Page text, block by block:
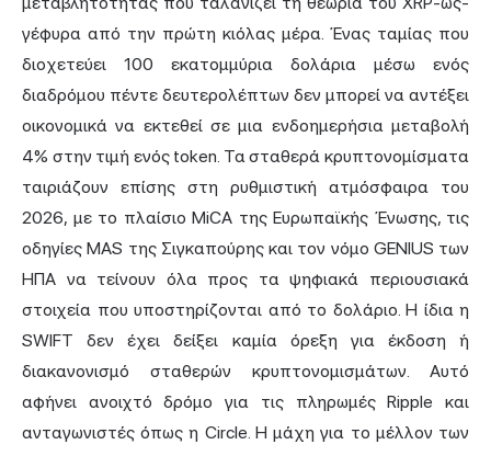
γέφυρα από την πρώτη κιόλας μέρα. Ένας ταμίας που
διοχετεύει 100 εκατομμύρια δολάρια μέσω ενός
διαδρόμου πέντε δευτερολέπτων δεν μπορεί να αντέξει
οικονομικά να εκτεθεί σε μια ενδοημερήσια μεταβολή
4% στην τιμή ενός token. Τα σταθερά κρυπτονομίσματα
ταιριάζουν επίσης στη ρυθμιστική ατμόσφαιρα του
2026, με το πλαίσιο MiCA της Ευρωπαϊκής Ένωσης, τις
οδηγίες MAS της Σιγκαπούρης και τον νόμο GENIUS των
ΗΠΑ να τείνουν όλα προς τα ψηφιακά περιουσιακά
στοιχεία που υποστηρίζονται από το δολάριο. Η ίδια η
SWIFT δεν έχει δείξει καμία όρεξη για έκδοση ή
διακανονισμό σταθερών κρυπτονομισμάτων. Αυτό
αφήνει ανοιχτό δρόμο για τις πληρωμές Ripple και
ανταγωνιστές όπως η Circle. Η μάχη για το μέλλον των